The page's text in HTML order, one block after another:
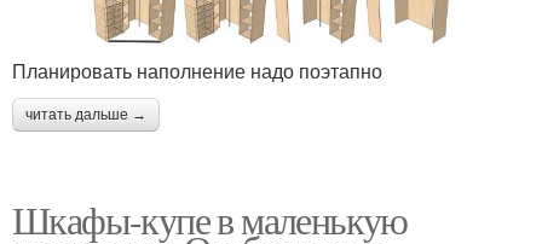
Планировать наполнение надо поэтапно
читать дальше →
Шкафы-купе в маленькую